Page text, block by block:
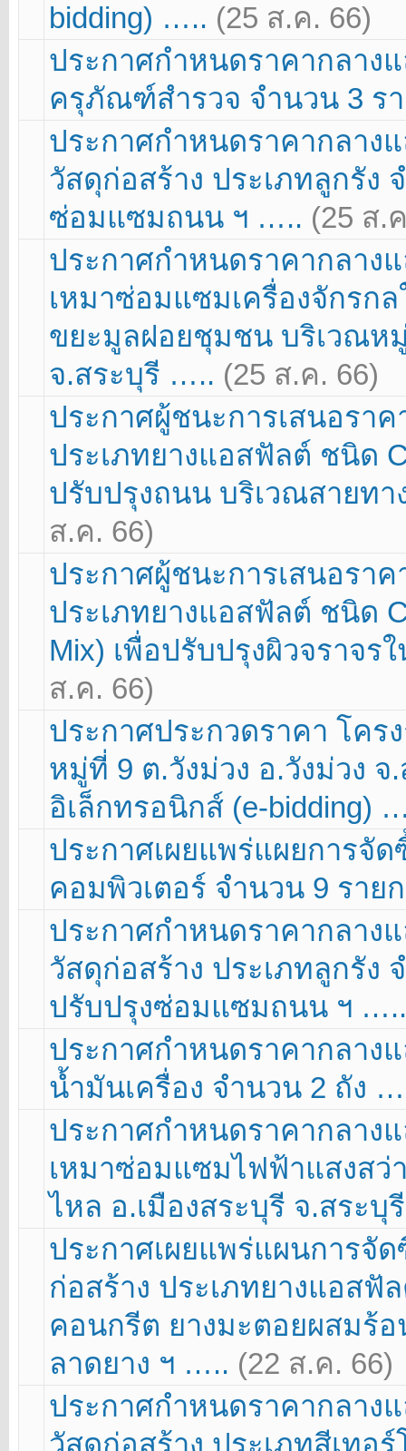
bidding) ….. (25 ส.ค. 66)
ประกาศกำหนดราคากลาง
ครุภัณฑ์สำรวจ จำนวน 3 ร
ประกาศกำหนดราคากลาง
วัสดุก่อสร้าง ประเภทลูกรัง
ซ่อมแซมถนน ฯ ….. (25 ส.
ประกาศกำหนดราคากลาง
เหมาซ่อมแซมเครื่องจักรก
ขยะมูลฝอยชุมชน บริเวณห
จ.สระบุรี ….. (25 ส.ค. 66)
ประกาศผู้ชนะการเสนอรา
ประเภทยางแอสฟัลต์ ชนิด
ปรับปรุงถนน บริเวณสายท
ส.ค. 66)
ประกาศผู้ชนะการเสนอรา
ประเภทยางแอสฟัลต์ ชนิด
Mix) เพื่อปรับปรุงผิวจราจ
ส.ค. 66)
ประกาศประกวดราคา โคร
หมู่ที่ 9 ต.วังม่วง อ.วังม่วง
อิเล็กทรอนิกส์ (e-bidding)
ประกาศเผยแพร่แผยการจั
คอมพิวเตอร์ จำนวน 9 รา
ประกาศกำหนดราคากลาง
วัสดุก่อสร้าง ประเภทลูกรัง
ปรับปรุงซ่อมแซมถนน ฯ
ประกาศกำหนดราคากลาง
น้ำมันเครื่อง จำนวน 2 ถัง
ประกาศกำหนดราคากลาง
เหมาซ่อมแซมไฟฟ้าแสงสว่
ไหล อ.เมืองสระบุรี จ.สระ
ประกาศเผยแพร่แผนการจั
ก่อสร้าง ประเภทยางแอสฟั
คอนกรีต ยางมะตอยผสมร้
ลาดยาง ฯ ….. (22 ส.ค. 66)
ประกาศกำหนดราคากลาง
วัสดุก่อสร้าง ประเภทสีเทอ